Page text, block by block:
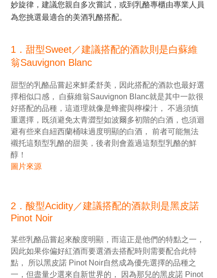
妙旋律，建議您親自多次嘗試，或到乳酪專櫃由專業人員
為您挑選最適合的美酒乳酪搭配。
1．甜型Sweet／建議搭配的酒款則是白蘇維
翁Sauvignon Blanc
甜型的乳酪品嘗起來鮮柔舒美，因此搭配的酒款也最好選
擇相似口感， 白蘇維翁Sauvignon Blanc就是其中一款很
好搭配的品種，這道理就像是蜂蜜與檸檬汁， 不過須慎
重選擇，既須避免太青澀型如波爾多初階的白酒，也須迴
避有些來自紐西蘭桶味過度明顯的白酒， 前者可能無法
襯托這類型乳酪的甜美，後者則會蓋過這類型乳酪的鮮
醇！
圖片來源
2．酸型Acidity／建議搭配的酒款則是黑皮諾
Pinot Noir
某些乳酪品嘗起來酸度明顯，而這正是他們的特點之一，
因此如果你偏好紅酒而要選酒去搭配時則需要配合此特
點， 所以黑皮諾 Pinot Noir自然成為優先選擇的品種之
一，但盡量少選來自新世界的， 因為那兒的黑皮諾 Pinot